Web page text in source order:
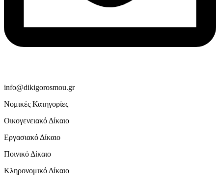
info@dikigorosmou.gr
Νομικές Κατηγορίες
Οικογενειακό Δίκαιο
Εργασιακό Δίκαιο
Ποινικό Δίκαιο
Κληρονομικό Δίκαιο